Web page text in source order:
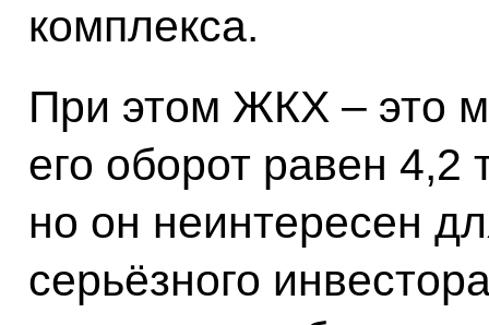
комплекса.
При этом ЖКХ – это
его оборот равен 4,2
но он неинтересен
серьёзного